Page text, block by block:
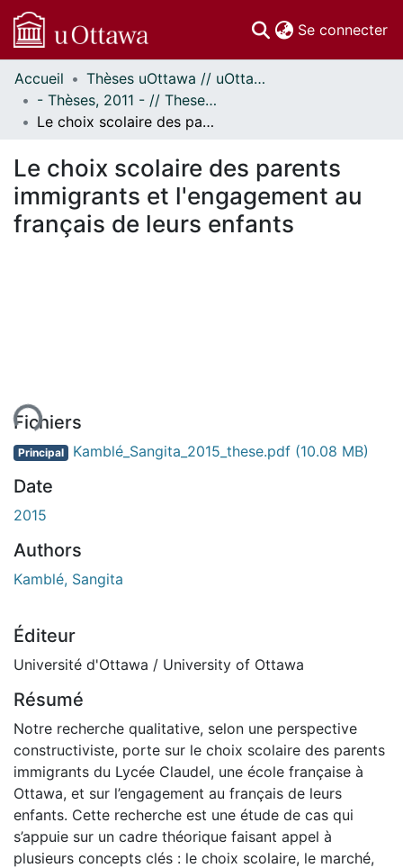
Se connecter
Communautés
et collections
Parcourir
À propos
Accueil
Thèses uOttawa // uOttawa Theses
- Thèses, 2011 - // Theses, 2011 -
Le choix scolaire des parents immigrants et l'engagement au français de leurs enfants
Le choix scolaire des parents
immigrants et l'engagement au
français de leurs enfants
Fichiers
Principal Kamblé_Sangita_2015_these.pdf (10.08 MB)
Date
2015
Authors
Kamblé, Sangita
Éditeur
Université d'Ottawa / University of Ottawa
Résumé
Notre recherche qualitative, selon une perspective
constructiviste, porte sur le choix scolaire des parents
immigrants du Lycée Claudel, une école française à
Ottawa, et sur l’engagement au français de leurs
enfants. Cette recherche est une étude de cas qui
s’appuie sur un cadre théorique faisant appel à
plusieurs concepts clés : le choix scolaire, le marché,